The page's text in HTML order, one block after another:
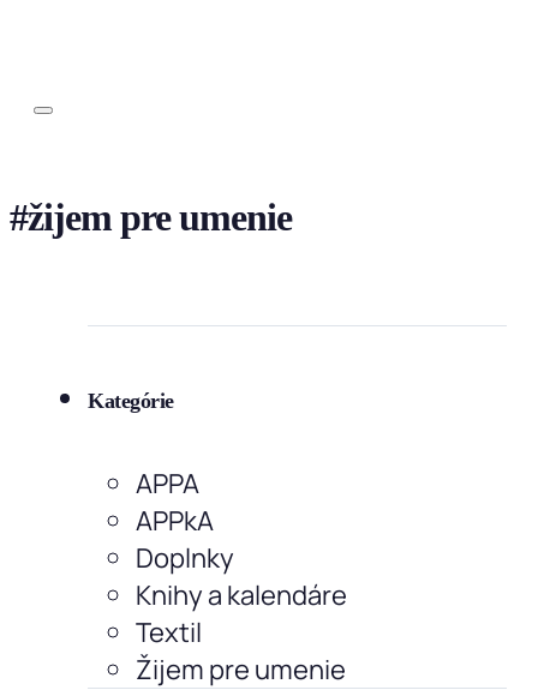
#žijem pre umenie
Kategórie
APPA
APPkA
Doplnky
Knihy a kalendáre
Textil
Žijem pre umenie